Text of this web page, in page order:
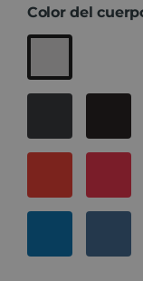
Color del